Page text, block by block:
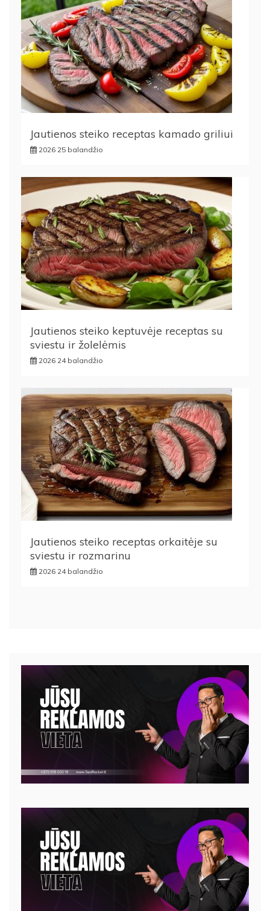
Jautienos steiko receptas kamado griliui
2026 25 balandžio
Jautienos steiko keptuvėje receptas su
sviestu ir žolelėmis
2026 24 balandžio
Jautienos steiko receptas orkaitėje su
sviestu ir rozmarinu
2026 24 balandžio